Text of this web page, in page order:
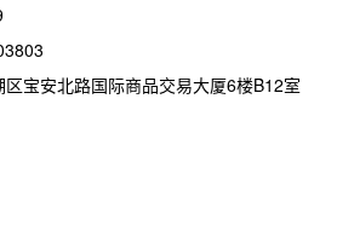
宝安北路国际商品交易大厦6楼B12室